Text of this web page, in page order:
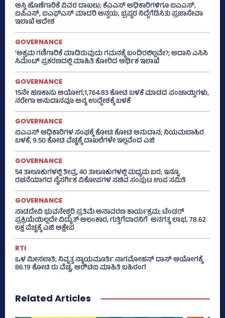
ಆಸ್ತಿ ಹೊಣೆಗಾರಿಕೆ ವಿವರ ದಾಖಲು; ಕೆಎಎಸ್ ಅಧಿಕಾರಿಗಳಿಗೂ ಐಎಎಸ್‌,
ಐಪಿಎಸ್‌, ಐಎಫ್‌ಎಸ್‌ ಮಾದರಿ ಅನ್ವಯ, ಭ್ರಷ್ಟರ ನಿದ್ದೆಗೆಡಿಸಿತು ಪ್ರಜಾಸೇವಾ
ಇಲಾಖೆ ಆದೇಶ
GOVERNANCE
‘ಅಕ್ರಮ ಗಣಿಗಾರಿಕೆ ಮಾಡಿರುವುದು ಗಮನಕ್ಕೆ ಬಂದಿರಲಿಲ್ಲವೇ?; ಅದಾನಿ ಎಸಿಸಿ
ಸಿಮೆಂಟ್ ಪ್ರಕರಣದಲ್ಲಿ ಮಾಹಿತಿ ಕೋರಿದ ಆರ್ಥಿಕ ಇಲಾಖೆ
GOVERNANCE
15ನೇ ಹಣಕಾಸು ಆಯೋಗ;1,764.83 ಕೋಟಿ ಬಳಕೆ ಮಾಡದ ಪಂಚಾಯ್ತಿಗಳು,
ನರೇಗಾ ಅನುದಾನವೂ ಅನ್ಯ ಉದ್ದೇಶಕ್ಕೆ ಬಳಕೆ
GOVERNANCE
ಐಎಎಸ್‌ ಅಧಿಕಾರಿಗಳ ಸಂಘಕ್ಕೆ ಕೋಟಿ ಕೋಟಿ ಅನುದಾನ; ನಿಯಮಬಾಹಿರ
ಬಳಕೆ, 9.50 ಕೋಟಿ ವೆಚ್ಚಕ್ಕೆ ದಾಖಲೆಗಳೇ ಇಲ್ಲವೆಂದ ಎಜಿ
GOVERNANCE
54 ತಾಲೂಕುಗಳಲ್ಲಿ ತೀವ್ರ, 40 ತಾಲೂಕುಗಳಲ್ಲಿ ಮಧ್ಯಮ ಬರ; ಇನ್ನೂ
ರಚನೆಯಾಗದ ನೈಸರ್ಗಿಕ ವಿಕೋಪಗಳ ಸಚಿವ ಸಂಪುಟ ಉಪ ಸಮಿತಿ
GOVERNANCE
ನಾಡದೇವಿ ಭುವನೇಶ್ವರಿ ಪ್ರತಿಮೆ ಅನಾವರಣ ಕಾರ್ಯಕ್ರಮ; ಟೆಂಡರ್
ಪ್ರಕ್ರಿಯೆಯಿಲ್ಲದೇ ವಿದ್ಯುತ್‌ ಅಲಂಕಾರ, ಗುತ್ತಿಗೆದಾರನಿಗೆ ಅನಗತ್ಯ ಲಾಭ, 78.62
ಲಕ್ಷ ವೆಚ್ಚಕ್ಕೆ ಎಜಿ ಆಕ್ಷೇಪ
RTI
ಒಳ ಮೀಸಲಾತಿ; ನಿವೃತ್ತ ನ್ಯಾಯಮೂರ್ತಿ ನಾಗಮೋಹನ್ ದಾಸ್ ಆಯೋಗಕ್ಕೆ
86.19 ಕೋಟಿ ರು ವೆಚ್ಚ, ಆರ್‍‌ಟಿಐ ಮಾಹಿತಿ ಬಹಿರಂಗ
Related Articles